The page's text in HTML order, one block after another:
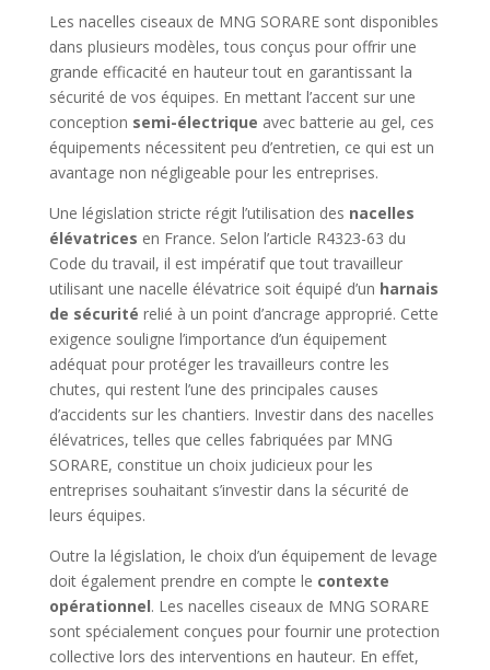
Les nacelles ciseaux de MNG SORARE sont disponibles
dans plusieurs modèles, tous conçus pour offrir une
grande efficacité en hauteur tout en garantissant la
sécurité de vos équipes. En mettant l’accent sur une
conception semi-électrique avec batterie au gel, ces
équipements nécessitent peu d’entretien, ce qui est un
avantage non négligeable pour les entreprises.
Une législation stricte régit l’utilisation des nacelles
élévatrices en France. Selon l’article R4323-63 du
Code du travail, il est impératif que tout travailleur
utilisant une nacelle élévatrice soit équipé d’un harnais
de sécurité relié à un point d’ancrage approprié. Cette
exigence souligne l’importance d’un équipement
adéquat pour protéger les travailleurs contre les
chutes, qui restent l’une des principales causes
d’accidents sur les chantiers. Investir dans des nacelles
élévatrices, telles que celles fabriquées par MNG
SORARE, constitue un choix judicieux pour les
entreprises souhaitant s’investir dans la sécurité de
leurs équipes.
Outre la législation, le choix d’un équipement de levage
doit également prendre en compte le contexte
opérationnel. Les nacelles ciseaux de MNG SORARE
sont spécialement conçues pour fournir une protection
collective lors des interventions en hauteur. En effet,